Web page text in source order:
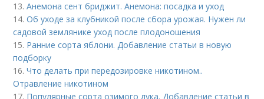
13.Анемона сент бриджит. Анемона: посадка и уход
14.Об уходе за клубникой после сбора урожая. Нужен ли
садовой землянике уход после плодоношения
15. Ранние сорта яблони. Добавление статьи в новую
подборку
16.Что делать при передозировке никотином..
Отравление никотином
17. Популярные сорта озимого лука. Добавление статьи в